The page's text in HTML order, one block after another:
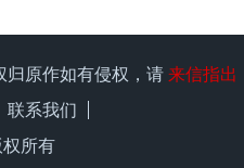
用户： qiufeng0299
归原作如有侵权，请 来信指出
联系我们
权所有